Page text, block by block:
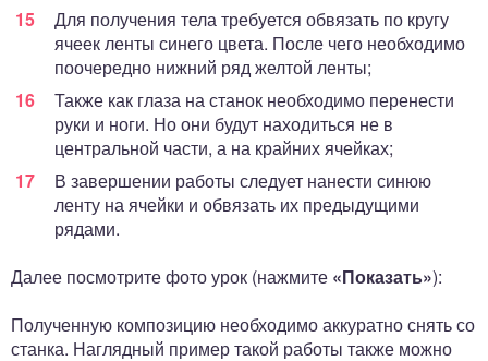
Для получения тела требуется обвязать по кругу
ячеек ленты синего цвета. После чего необходимо
поочередно нижний ряд желтой ленты;
Также как глаза на станок необходимо перенести
руки и ноги. Но они будут находиться не в
центральной части, а на крайних ячейках;
В завершении работы следует нанести синюю
ленту на ячейки и обвязать их предыдущими
рядами.
Далее посмотрите фото урок (нажмите «Показать»):
Полученную композицию необходимо аккуратно снять со
станка. Наглядный пример такой работы также можно